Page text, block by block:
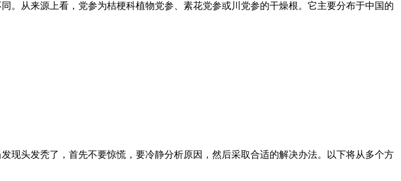
。从来源上看，党参为桔梗科植物党参、素花党参或川党参的干燥根。它主要分布于中国的
现头发秃了，首先不要惊慌，要冷静分析原因，然后采取合适的解决办法。以下将从多个方